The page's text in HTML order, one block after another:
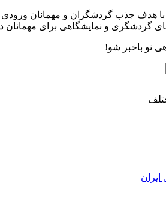
هدف جذب گردشگران و مهمانان ورودی
گردشگری و نمایشگاهی برای
نو باخبر شو!